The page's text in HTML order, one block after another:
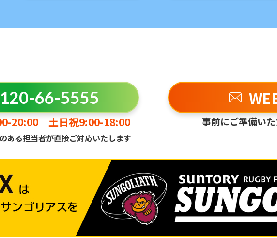
66-5555
20:00 土日祝9:00-18:00
ある担当者が直接ご対応いたします
事前にご準備い